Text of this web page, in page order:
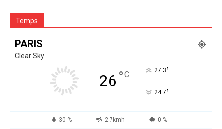
Temps
PARIS
Clear Sky
26 °C 27.3°
24.7°
30 % 2.7kmh 0 %